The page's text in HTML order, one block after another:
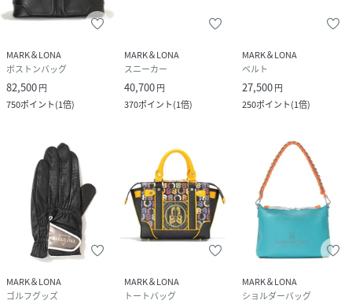
MARK＆LONA
ボストンバッグ
82,500円
750ポイント(1倍)
MARK＆LONA
スニーカー
40,700円
370ポイント(1倍)
MARK＆LONA
ベルト
27,500円
250ポイント(1倍)
MARK＆LONA
ゴルフグッズ
MARK＆LONA
トートバッグ
MARK＆LONA
ショルダーバッグ